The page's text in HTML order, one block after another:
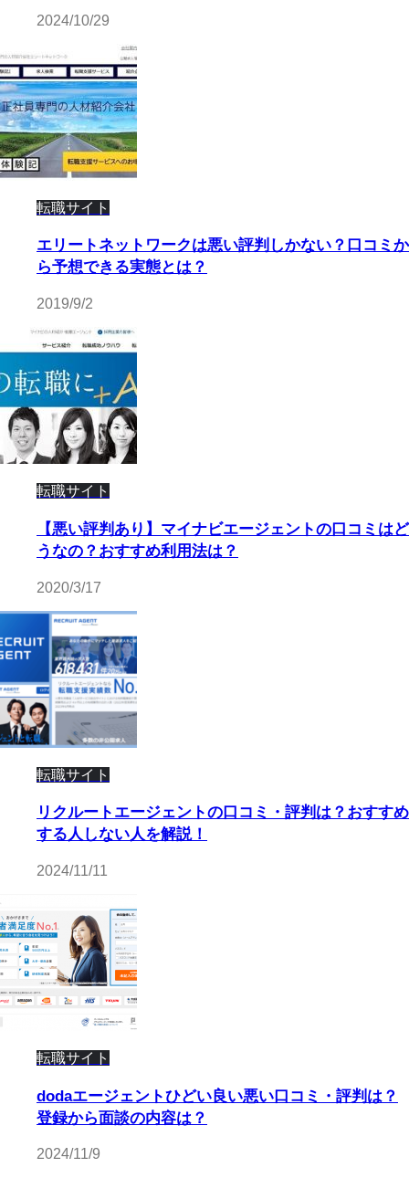
2024/10/29
転職サイト
エリートネットワークは悪い評判しかない？口コミか
ら予想できる実態とは？
2019/9/2
転職サイト
【悪い評判あり】マイナビエージェントの口コミはど
うなの？おすすめ利用法は？
2020/3/17
転職サイト
リクルートエージェントの口コミ・評判は？おすすめ
する人しない人を解説！
2024/11/11
転職サイト
dodaエージェントひどい良い悪い口コミ・評判は？
登録から面談の内容は？
2024/11/9